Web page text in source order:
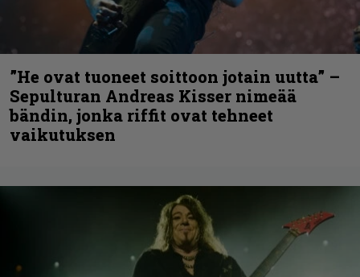
”He ovat tuoneet soittoon jotain uutta” –
Sepulturan Andreas Kisser nimeää
bändin, jonka riffit ovat tehneet
vaikutuksen